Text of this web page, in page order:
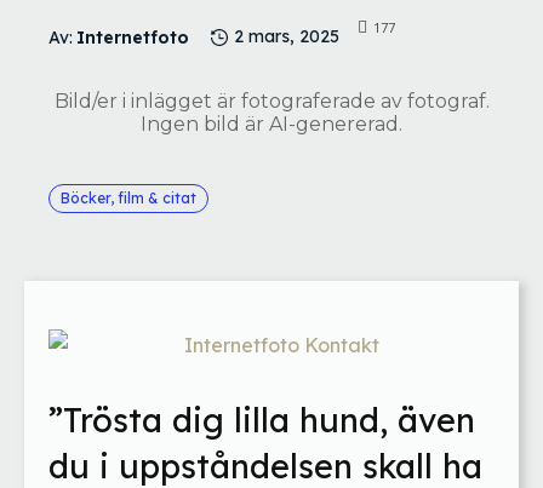
Av: Internetfoto 2 mars, 2025 177
Bild/er i inlägget är fotograferade av fotograf.
Ingen bild är AI-genererad.
Böcker, film & citat
”Trösta dig lilla hund, även
du i uppståndelsen skall ha